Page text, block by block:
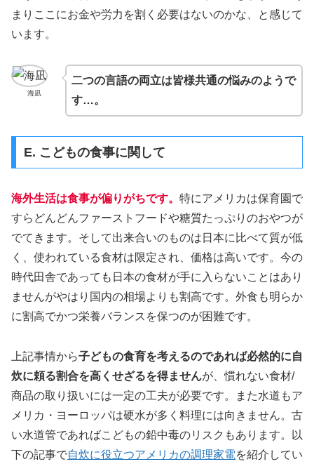
まりここにお金や労力を割く必要はないのかな、と感じて
います。
海凪
二つの言語の両立は皆様共通の悩みのようで
す…。
E. こどもの食事に関して
海外生活は食事が偏りがちです。 特にアメリカは保育園で
すらどんどんファーストフードや糖質たっぷりのおやつが
でてきます。そして出来合いのものは日本に比べて質が低
く、使われている食材は限定され、価格は高いです。今の
時代田舎であっても日本の食材が手に入らないことはあり
ませんがやはり国内の相場よりも割高です。外食も明らか
に割高でかつ栄養バランスを保つのが困難です。
上記事情から子どもの食育を考えるのであれば必然的に自
炊に頼る割合を高くせざるを得ませんが、慣れない食材/
商品の取り扱いには一定の工夫が必要です。また水道もア
メリカ・ヨーロッパは硬水が多く料理には向きません。古
い水道管であればこどもの鉛中毒のリスクもあります。以
下の記事で自炊に役立つアメリカの調理家電を紹介してい